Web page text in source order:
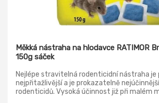
Měkká nástraha na hlodavce RATIMOR
150g sáček
Nejlépe stravitelná rodenticidní nástraha je
nejpřitažlivější a je prokazatelně
rodenticidů. Vysoká účinnost již při malém